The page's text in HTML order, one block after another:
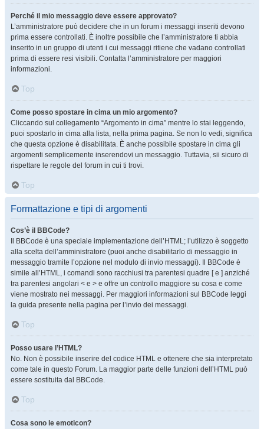
Perché il mio messaggio deve essere approvato?
L’amministratore può decidere che in un forum i messaggi inseriti devono
prima essere controllati. È inoltre possibile che l’amministratore ti abbia
inserito in un gruppo di utenti i cui messaggi ritiene che vadano controllati
prima di essere resi visibili. Contatta l’amministratore per maggiori
informazioni.
Top
Come posso spostare in cima un mio argomento?
Cliccando sul collegamento “Argomento in cima” mentre lo stai leggendo,
puoi spostarlo in cima alla lista, nella prima pagina. Se non lo vedi, significa
che questa opzione è disabilitata. È anche possibile spostare in cima gli
argomenti semplicemente inserendovi un messaggio. Tuttavia, sii sicuro di
rispettare le regole del forum in cui ti trovi.
Top
Formattazione e tipi di argomenti
Cos’è il BBCode?
Il BBCode è una speciale implementazione dell’HTML; l’utilizzo è soggetto
alla scelta dell’amministratore (puoi anche disabilitarlo di messaggio in
messaggio tramite l’opzione nel modulo di invio messaggi). Il BBCode è
simile all’HTML, i comandi sono racchiusi tra parentesi quadre [ e ] anziché
tra parentesi angolari < e > e offre un controllo maggiore su cosa e come
viene mostrato nei messaggi. Per maggiori informazioni sul BBCode leggi
la guida presente nella pagina per l’invio dei messaggi.
Top
Posso usare l’HTML?
No. Non è possibile inserire del codice HTML e ottenere che sia interpretato
come tale in questo Forum. La maggior parte delle funzioni dell’HTML può
essere sostituita dal BBCode.
Top
Cosa sono le emoticon?